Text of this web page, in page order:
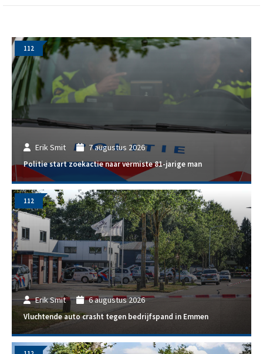
Erik Smit 7 augustus 2026
Politie start zoekactie naar vermiste 81-jarige man
112
Erik Smit 6 augustus 2026
Vluchtende auto crasht tegen bedrijfspand in Emmen
112